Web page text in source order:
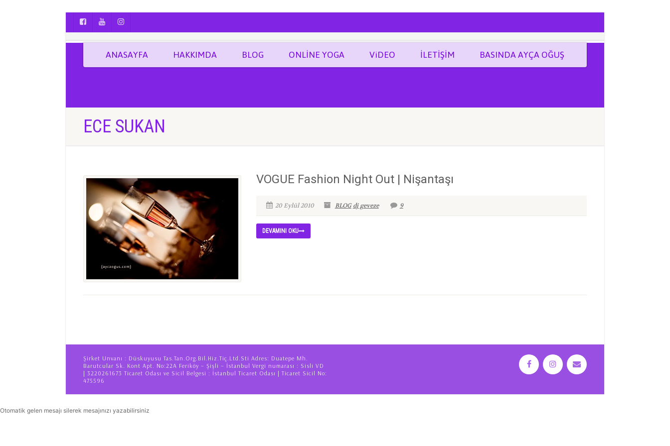
AYÇA OĞUŞ || YOGA | BOZCAADA | FOTOĞRAF
ANASAYFA HAKKIMDA BLOG ONLİNE YOGA ViDEO İLETİŞİM BASINDA AYÇA OĞUŞ
ECE SUKAN
VOGUE Fashion Night Out | Nişantaşı
20 Eylül 2010 BLOG dj geveze 9
DEVAMINI OKU
Şirket Unvanı : Düskuyusu Tas.Tan.Org.Bil.Hiz.Tiç.Ltd.Sti Adres: Duatepe Mh.
Barutcular Sk. Kont Apt. No:22A Feriköy – Şişli – İstanbul Vergi numarası : Sisli VD
| 3220261673 Ticaret Odası ve Sicil Belgesi : İstanbul Ticaret Odası | Ticaret Sicil No:
475596
Otomatik gelen mesajı silerek mesajınızı yazabilirsiniz